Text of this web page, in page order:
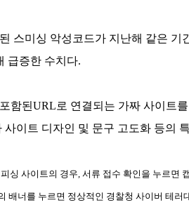
스미싱 악성코드가 지난해 같은
급증한 수치다.
함된URL로 연결되는 가짜 사이
이트 디자인 및 문구 고도화 등의
싱 사이트의 경우, 서류 접수 확인을 누르
배너를 누르면 정상적인 경찰청 사이버 테